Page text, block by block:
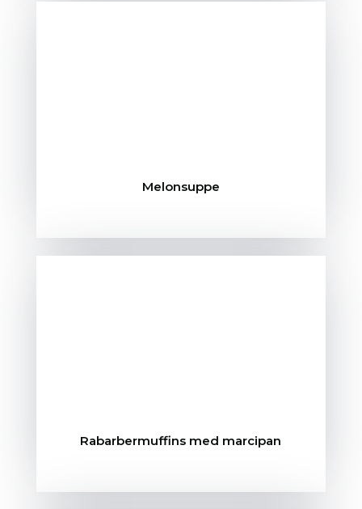
Melonsuppe
Rabarbermuffins med marcipan